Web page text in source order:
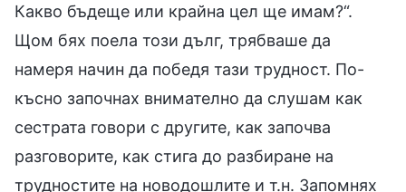
Какво бъдеще или крайна цел ще имам?“.
Щом бях поела този дълг, трябваше да
намеря начин да победя тази трудност. По-
късно започнах внимателно да слушам как
сестрата говори с другите, как започва
разговорите, как стига до разбиране на
трудностите на новодошлите и т.н. Запомнях